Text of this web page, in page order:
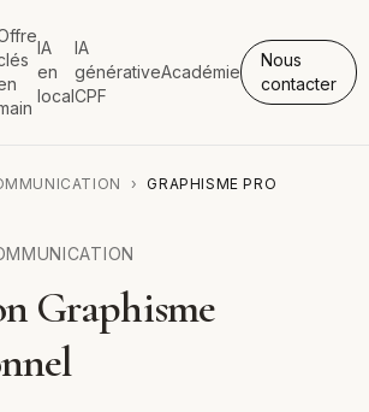
IA
en
local
IA
générative
CPF
Académie
Nous
contacter
› GRAPHISME PRO
Graphisme